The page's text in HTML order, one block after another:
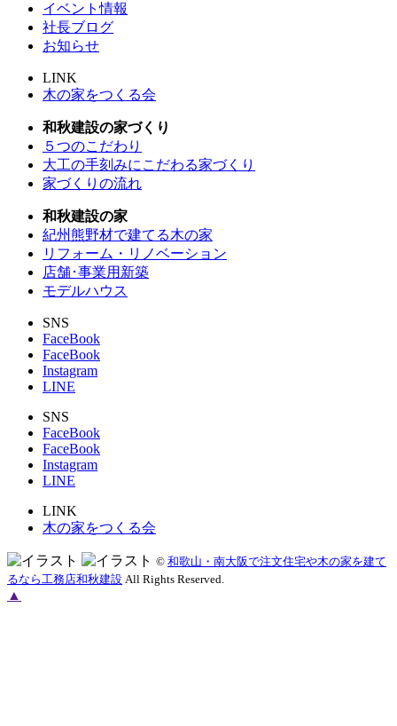
イベント情報
社長ブログ
お知らせ
LINK
木の家をつくる会
和秋建設の家づくり
５つのこだわり
大工の手刻みにこだわる家づくり
家づくりの流れ
和秋建設の家
紀州熊野材で建てる木の家
リフォーム・リノベーション
店舗･事業用新築
モデルハウス
SNS
FaceBook
FaceBook
Instagram
LINE
SNS
FaceBook
FaceBook
Instagram
LINE
LINK
木の家をつくる会
© 和歌山・南大阪で注文住宅や木の家を建て
るなら工務店和秋建設 All Rights Reserved.
▲